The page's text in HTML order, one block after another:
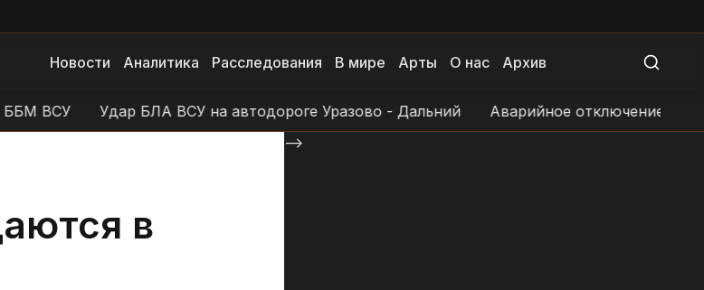
Новости Аналитика Расследования В мире Арты О нас Архив
ВСУ Удар БЛА ВСУ на автодороге Уразово - Дальний Аварийное отключение
в
-->